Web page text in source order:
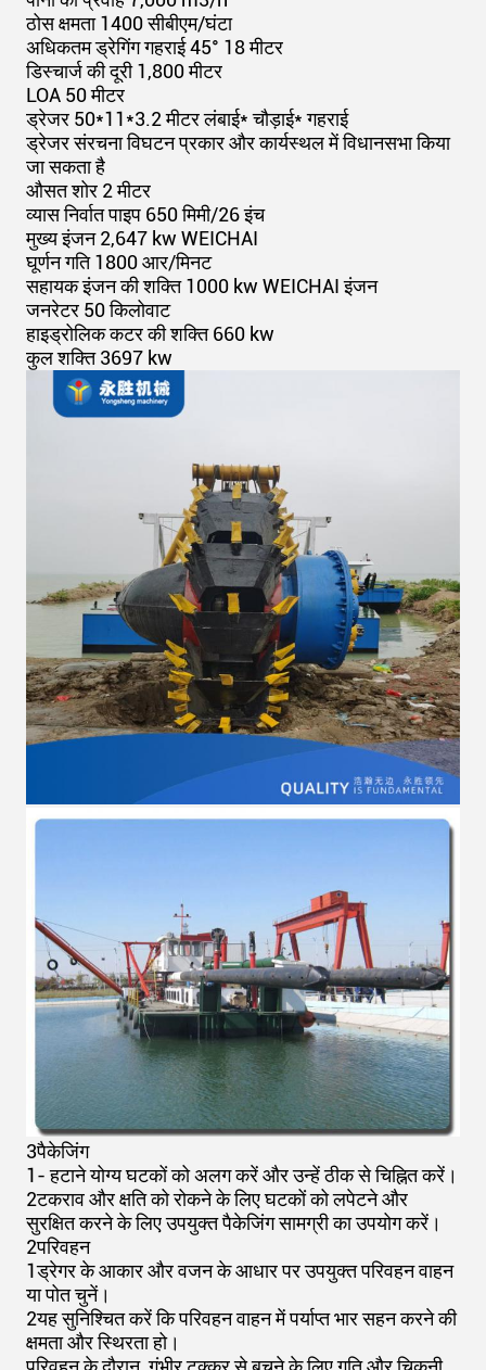
ठोस क्षमता 1400 सीबीएम/घंटा
अधिकतम ड्रेगिंग गहराई 45° 18 मीटर
डिस्चार्ज की दूरी 1,800 मीटर
LOA 50 मीटर
ड्रेजर 50*11*3.2 मीटर लंबाई* चौड़ाई* गहराई
ड्रेजर संरचना विघटन प्रकार और कार्यस्थल में विधानसभा किया
जा सकता है
औसत शोर 2 मीटर
व्यास निर्वात पाइप 650 मिमी/26 इंच
मुख्य इंजन 2,647 kw WEICHAI
घूर्णन गति 1800 आर/मिनट
सहायक इंजन की शक्ति 1000 kw WEICHAI इंजन
जनरेटर 50 किलोवाट
हाइड्रोलिक कटर की शक्ति 660 kw
कुल शक्ति 3697 kw
3पैकेजिंग
1- हटाने योग्य घटकों को अलग करें और उन्हें ठीक से चिह्नित करें।
2टकराव और क्षति को रोकने के लिए घटकों को लपेटने और
सुरक्षित करने के लिए उपयुक्त पैकेजिंग सामग्री का उपयोग करें।
2परिवहन
1ड्रेगर के आकार और वजन के आधार पर उपयुक्त परिवहन वाहन
या पोत चुनें।
2यह सुनिश्चित करें कि परिवहन वाहन में पर्याप्त भार सहन करने की
क्षमता और स्थिरता हो।